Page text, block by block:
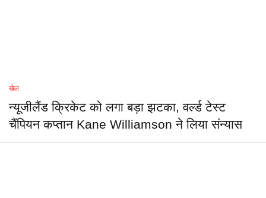
खेल
न्यूजीलैंड क्रिकेट को लगा बड़ा झटका, वर्ल्ड टेस्ट
चैंपियन कप्तान Kane Williamson ने लिया संन्यास